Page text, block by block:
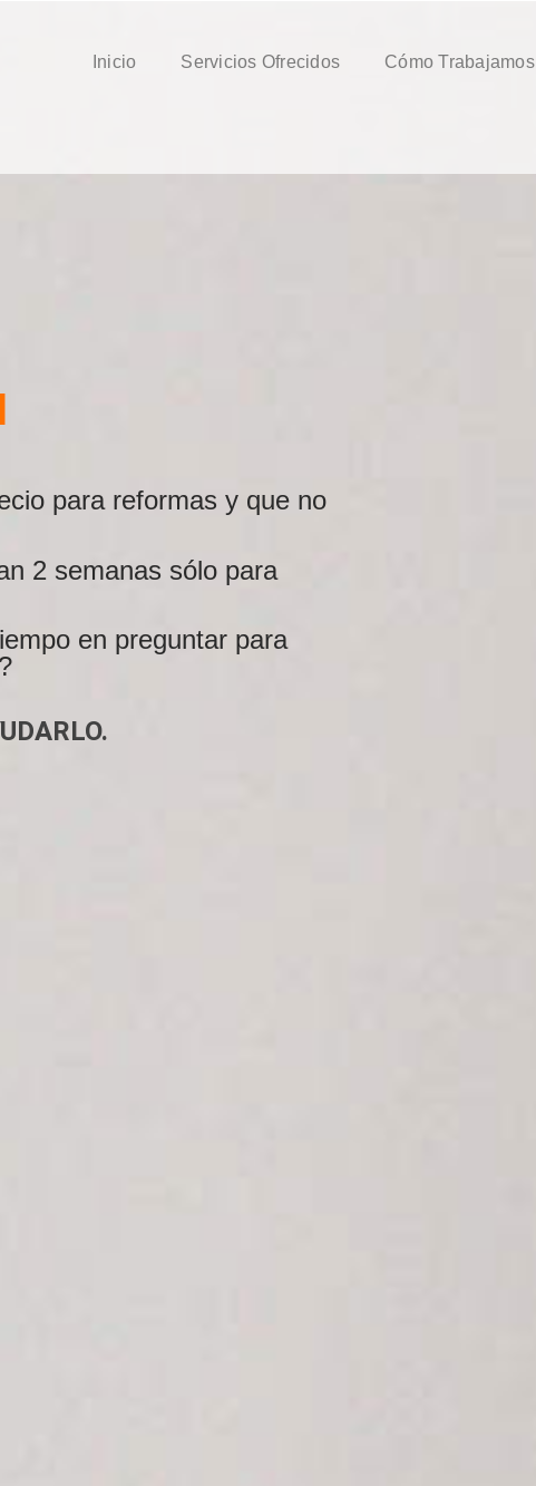
Inicio Servicios Ofrecidos Cómo Trabajamos
para reformas y que no
2 semanas sólo para
en preguntar para